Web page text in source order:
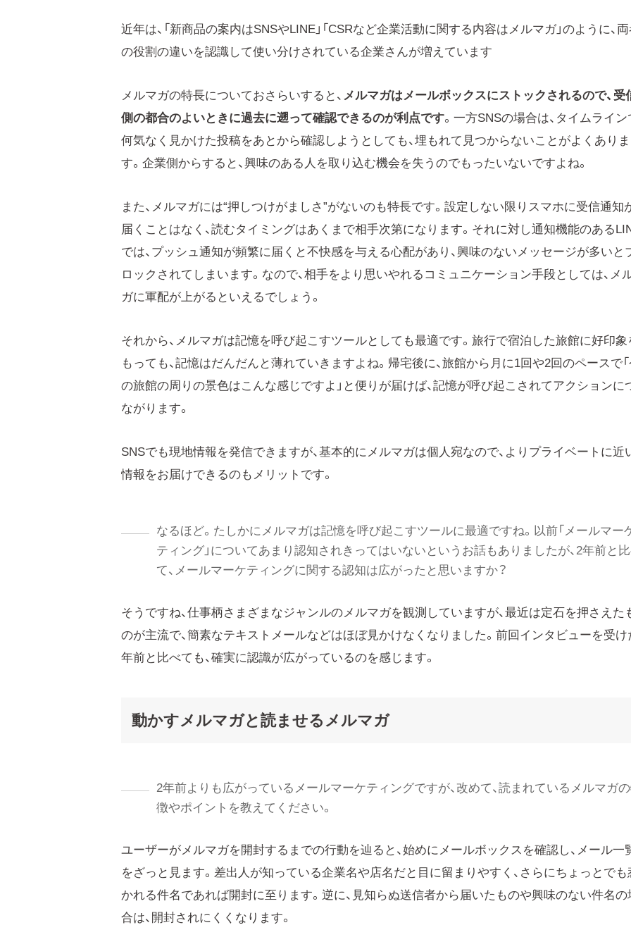
近年は、「新商品の案内はSNSやLINE」「CSRなど企業活動に関する内容はメルマガ」のように、
の役割の違いを認識して使い分けされている企業さんが増えています
メルマガの特長についておさらいすると、 メルマガはメールボックスにストックされるので、受
側の都合のよいときに過去に遡って確認できるのが利点です。一方SNSの場合は、タイムライン
何気なく見かけた投稿をあとから確認しようとしても、埋もれて見つからないことがよくありま
す。企業側からすると、興味のある人を取り込む機会を失うのでもったいないですよね。
また、メルマガには“押しつけがましさ”がないのも特長です。設定しない限りスマホに受信通知
届くことはなく、読むタイミングはあくまで相手次第になります。それに対し通知機能のある
では、プッシュ通知が頻繁に届くと不快感を与える心配があり、興味のないメッセージが多いと
ロックされてしまいます。なので、相手をより思いやれるコミュニケーション手段としては、メ
ガに軍配が上がるといえるでしょう。
それから、メルマガは記憶を呼び起こすツールとしても最適です。旅行で宿泊した旅館に好印象
もっても、記憶はだんだんと薄れていきますよね。帰宅後に、旅館から月に1回や2回のペースで
の旅館の周りの景色はこんな感じですよ」と便りが届けば、記憶が呼び起こされてアクションに
ながります。
SNSでも現地情報を発信できますが、基本的にメルマガは個人宛なので、よりプライベートに近
情報をお届けできるのもメリットです。
なるほど。たしかにメルマガは記憶を呼び起こすツールに最適ですね。以前「メールマー
ティング」についてあまり認知されきってはいないというお話もありましたが、2年前と
て、メールマーケティングに関する認知は広がったと思いますか？
そうですね、仕事柄さまざまなジャンルのメルマガを観測していますが、最近は定石を押さえた
のが主流で、簡素なテキストメールなどはほぼ見かけなくなりました。前回インタビューを受け
年前と比べても、確実に認識が広がっているのを感じます。
動かすメルマガと読ませるメルマガ
2年前よりも広がっているメールマーケティングですが、改めて、読まれているメルマガ
徴やポイントを教えてください。
ユーザーがメルマガを開封するまでの行動を辿ると、始めにメールボックスを確認し、メール一
をざっと見ます。差出人が知っている企業名や店名だと目に留まりやすく、さらにちょっとでも
かれる件名であれば開封に至ります。逆に、見知らぬ送信者から届いたものや興味のない件名の
合は、開封されにくくなります。